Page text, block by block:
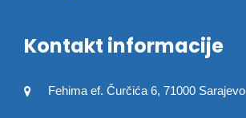
Kontakt informacije
Fehima ef. Čurčića 6, 71000 Sarajevo